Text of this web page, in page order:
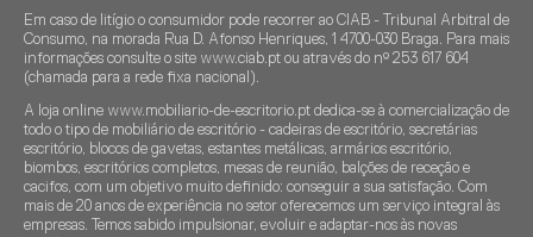
Em caso de litígio o consumidor pode recorrer ao CIAB - Tribunal Arbitral de
Consumo, na morada Rua D. Afonso Henriques, 1 4700-030 Braga. Para mais
informações consulte o site www.ciab.pt ou através do nº 253 617 604
(chamada para a rede fixa nacional).
A loja online www.mobiliario-de-escritorio.pt dedica-se à comercialização de
todo o tipo de mobiliário de escritório - cadeiras de escritório, secretárias
escritório, blocos de gavetas, estantes metálicas, armários escritório,
biombos, escritórios completos, mesas de reunião, balções de receção e
cacifos, com um objetivo muito definido: conseguir a sua satisfação. Com
mais de 20 anos de experiência no setor oferecemos um serviço integral às
empresas. Temos sabido impulsionar, evoluir e adaptar-nos às novas